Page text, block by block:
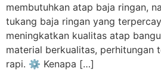
membutuhkan atap baja ringan,
tukang baja ringan yang
meningkatkan kualitas atap
material berkualitas, perhitungan
rapi. ⚙️ Kenapa […]